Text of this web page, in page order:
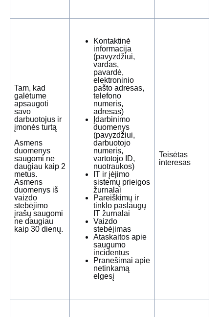
Tam, kad
galėtume
apsaugoti
savo
darbuotojus ir
įmonės turtą
Asmens
duomenys
saugomi ne
daugiau kaip 2
metus.
Asmens
duomenys iš
vaizdo
stebėjimo
įrašų saugomi
ne daugiau
kaip 30 dienų.
Kontaktinė
informacija
(pavyzdžiui,
vardas,
pavardė,
elektroninio
pašto adresas,
telefono
numeris,
adresas)
Įdarbinimo
duomenys
(pavyzdžiui,
darbuotojo
numeris,
vartotojo ID,
nuotraukos)
IT ir įėjimo
sistemų prieigos
žurnalai
Pareiškimų ir
tinklo paslaugų
IT žurnalai
Vaizdo
stebėjimas
Ataskaitos apie
saugumo
incidentus
Pranešimai apie
netinkamą
elgesį
Teisėtas
interesas